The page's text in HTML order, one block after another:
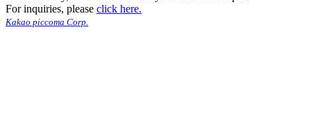
For inquiries, please click here.
Kakao piccoma Corp.